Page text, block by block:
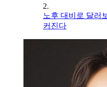
2.
노후 대비로 달러
커진다